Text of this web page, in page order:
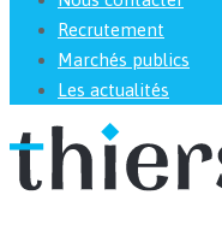
Recrutement
Marchés publics
Les actualités